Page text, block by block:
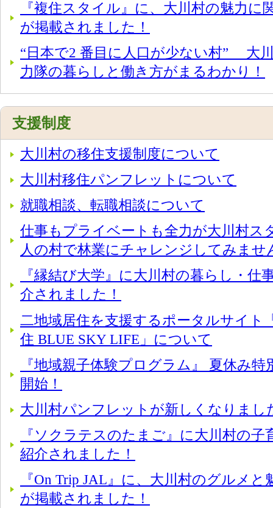
『複住スタイル』に、大川村の魅力に
が掲載されました！
“日本で2 番目に人口が少ない村” 大
力隊の暮らしと働き方がまるわかり！
支援制度
大川村の移住支援制度について
大川村移住パンフレットについて
就職相談、転職相談について
仕事もプライベートも全力が大川村ス
人の村で林業にチャレンジしてみませ
『縁結び大学』に大川村の暮らし・仕
介されました！
二地域居住を支援するポータルサイト
住 BLUE SKY LIFE」について
『地域親子体験プログラム』 夏休み
開始！
大川村パンフレットが新しくなりまし
『ソクラテスのたまご』に大川村の子
紹介されました！
『On Trip JAL』に、大川村のグルメ
が掲載されました！